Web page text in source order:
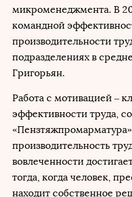
микроменеджмента. В
командной
производительности
подразделениях в
Григорьян.
Работа с мотивацией –
эффективности труда,
производительность
вовлеченности
тогда, когда человек,
находит собственное